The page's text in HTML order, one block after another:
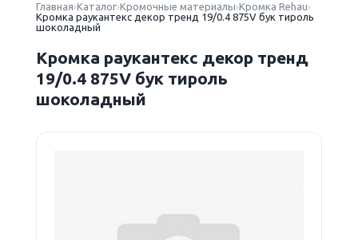
Главная Каталог Кромочные материалы Кромка Rehau
Кромка раукантекс декор тренд 19/0.4 875V бук тироль
шоколадный
Кромка раукантекс декор тренд
19/0.4 875V бук тироль
шоколадный